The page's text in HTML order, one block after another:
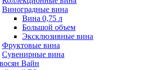
Виноградные вина
Вина 0,75 л
Большой объем
Эксклюзивные вина
Фруктовые вина
Cувенирные вина
Вайн